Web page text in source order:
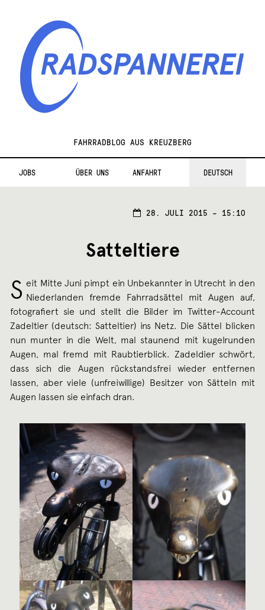
RadspannereiFAHRRADBLOG AUS KREUZBERG
JOBS ÜBER UNS ANFAHRT DEUTSCH
28. JULI 2015 – 15:10
Satteltiere
S eit Mitte Juni pimpt ein Unbekannter in Utrecht in den
Niederlanden fremde Fahrradsättel mit Augen auf,
fotografiert sie und stellt die Bilder im Twitter-Account
Zadeltier (deutsch: Satteltier) ins Netz. Die Sättel blicken
nun munter in die Welt, mal staunend mit kugelrunden
Augen, mal fremd mit Raubtierblick. Zadeldier schwört,
dass sich die Augen rückstandsfrei wieder entfernen
lassen, aber viele (unfreiwillige) Besitzer von Sätteln mit
Augen lassen sie einfach dran.